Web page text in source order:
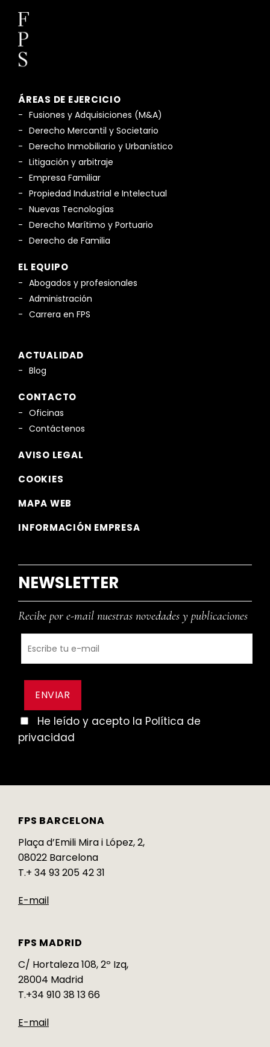
ÁREAS DE EJERCICIO
Fusiones y Adquisiciones (M&A)
Derecho Mercantil y Societario
Derecho Inmobiliario y Urbanístico
Litigación y arbitraje
Empresa Familiar
Propiedad Industrial e Intelectual
Nuevas Tecnologías
Derecho Marítimo y Portuario
Derecho de Familia
EL EQUIPO
Abogados y profesionales
Administración
Carrera en FPS
ACTUALIDAD
Blog
CONTACTO
Oficinas
Contáctenos
AVISO LEGAL
COOKIES
MAPA WEB
INFORMACIÓN EMPRESA
NEWSLETTER
Recibe por e-mail nuestras novedades y publicaciones
He leído y acepto la Política de
privacidad
FPS BARCELONA
Plaça d’Emili Mira i López, 2,
08022 Barcelona
T.+ 34 93 205 42 31
E-mail
FPS MADRID
C/ Hortaleza 108, 2º Izq,
28004 Madrid
T.+34 910 38 13 66
E-mail